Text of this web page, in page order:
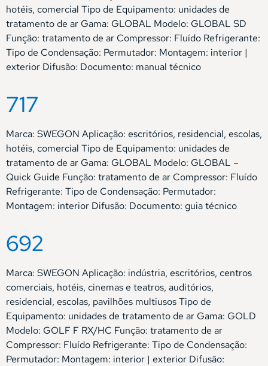
hotéis, comercial Tipo de Equipamento: unidades de
tratamento de ar Gama: GLOBAL Modelo: GLOBAL SD
Função: tratamento de ar Compressor: Fluído Refrigerante:
Tipo de Condensação: Permutador: Montagem: interior |
exterior Difusão: Documento: manual técnico
717
Marca: SWEGON Aplicação: escritórios, residencial, escolas,
hotéis, comercial Tipo de Equipamento: unidades de
tratamento de ar Gama: GLOBAL Modelo: GLOBAL –
Quick Guide Função: tratamento de ar Compressor: Fluído
Refrigerante: Tipo de Condensação: Permutador:
Montagem: interior Difusão: Documento: guia técnico
692
Marca: SWEGON Aplicação: indústria, escritórios, centros
comerciais, hotéis, cinemas e teatros, auditórios,
residencial, escolas, pavilhões multiusos Tipo de
Equipamento: unidades de tratamento de ar Gama: GOLD
Modelo: GOLF F RX/HC Função: tratamento de ar
Compressor: Fluído Refrigerante: Tipo de Condensação:
Permutador: Montagem: interior | exterior Difusão: